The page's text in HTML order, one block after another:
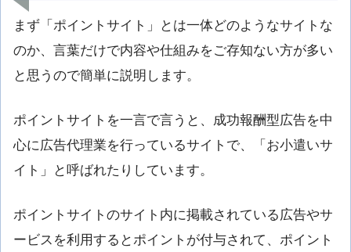
まず「ポイントサイト」とは一体どのようなサイトな
のか、言葉だけで内容や仕組みをご存知ない方が多い
と思うので簡単に説明します。
ポイントサイトを一言で言うと、成功報酬型広告を中
心に広告代理業を行っているサイトで、「お小遣いサ
イト」と呼ばれたりしています。
ポイントサイトのサイト内に掲載されている広告やサ
ービスを利用するとポイントが付与されて、ポイント